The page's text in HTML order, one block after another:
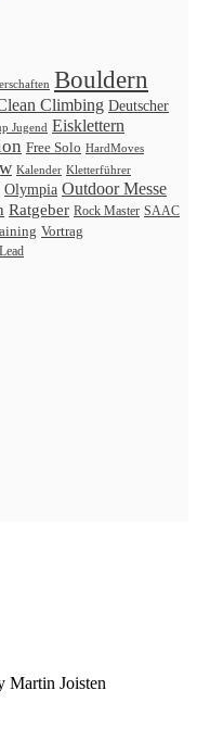
Bouldern
Climbing Deutscher
Jugend Eisklettern
Free Solo HardMoves
Kalender Kletterführer
Olympia Outdoor Messe
Ratgeber Rock Master SAAC
Vortrag
Martin Joisten